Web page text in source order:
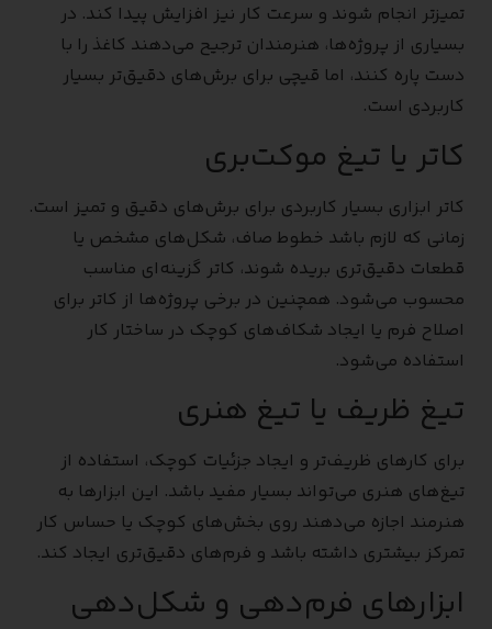
تمیزتر انجام شوند و سرعت کار نیز افزایش پیدا کند. در
بسیاری از پروژه‌ها، هنرمندان ترجیح می‌دهند کاغذ را با
دست پاره کنند، اما قیچی برای برش‌های دقیق‌تر بسیار
کاربردی است.
کاتر یا تیغ موکت‌بری
کاتر ابزاری بسیار کاربردی برای برش‌های دقیق و تمیز است.
زمانی که لازم باشد خطوط صاف، شکل‌های مشخص یا
قطعات دقیق‌تری بریده شوند، کاتر گزینه‌ای مناسب
محسوب می‌شود. همچنین در برخی پروژه‌ها از کاتر برای
اصلاح فرم یا ایجاد شکاف‌های کوچک در ساختار کار
استفاده می‌شود.
تیغ ظریف یا تیغ هنری
برای کارهای ظریف‌تر و ایجاد جزئیات کوچک، استفاده از
تیغ‌های هنری می‌تواند بسیار مفید باشد. این ابزارها به
هنرمند اجازه می‌دهند روی بخش‌های کوچک یا حساس کار
تمرکز بیشتری داشته باشد و فرم‌های دقیق‌تری ایجاد کند.
ابزارهای فرم‌دهی و شکل‌دهی